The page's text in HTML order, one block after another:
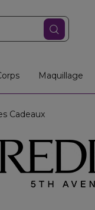
Maquillage
Cadeaux